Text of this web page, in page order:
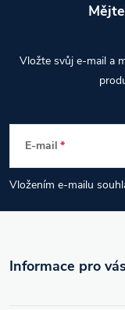
p
a
t
Vložte svůj e-mail a
E-mail
Vložením e-mailu
Informace pro vás